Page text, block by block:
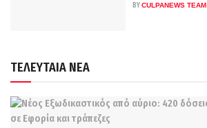
BYCULPANEWS TEAM
ΤΕΛΕΥΤΑΙΑ ΝΕΑ